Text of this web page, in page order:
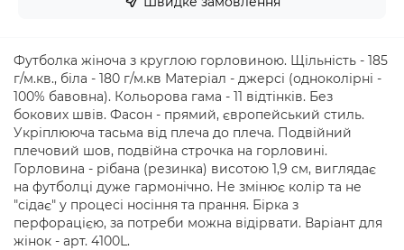
Футболка жіноча з круглою горловиною. Щільність - 185
г/м.кв., біла - 180 г/м.кв Матеріал - джерсі (одноколірні -
100% бавовна). Кольорова гама - 11 відтінків. Без
бокових швів. Фасон - прямий, європейський стиль.
Укріплююча тасьма від плеча до плеча. Подвійний
плечовий шов, подвійна строчка на горловині.
Горловина - рібана (резинка) висотою 1,9 см, виглядає
на футболці дуже гармонічно. Не змінює колір та не
"сідає" у процесі носіння та прання. Бірка з
перфорацією, за потреби можна відірвати. Варіант для
жінок - арт. 4100L.